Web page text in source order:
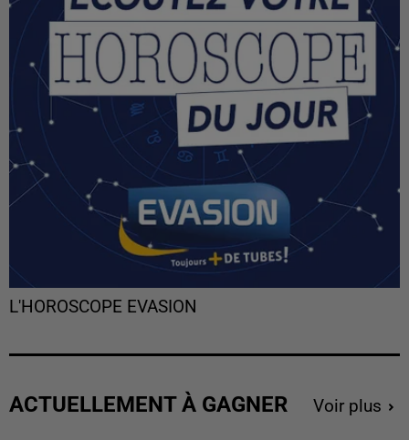
L'HOROSCOPE EVASION
ACTUELLEMENT À GAGNER Voir plus